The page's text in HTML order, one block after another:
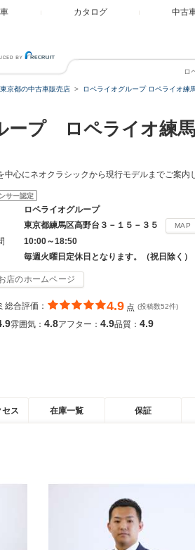
カタログ 中古
ロ
東京都の中古車販売店 ロペライオグループ ロペライオ練
ープ ロペライオ練
中心にネオクラシックから現行モデルまでご案内
サー認定
ロペライオグループ
東京都練馬区高野台３－１５－３５ MAP
10:00～18:50
毎週火曜日定休日となります。（祝日除く）
店のホームページ
総合評価： 4.9 点 (投稿数52件)
雰囲気： 4.8アフター： 4.9品質： 4.9
ス 在庫一覧 保証